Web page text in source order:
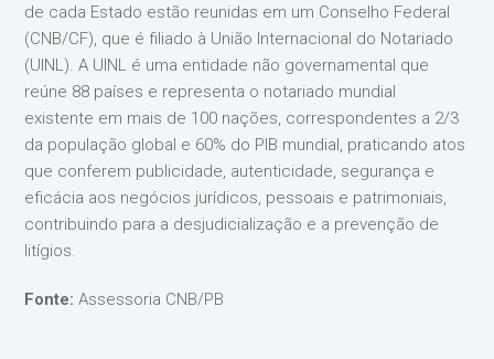
de cada Estado estão reunidas em um Conselho Federal
(CNB/CF), que é filiado à União Internacional do Notariado
(UINL). A UINL é uma entidade não governamental que
reúne 88 países e representa o notariado mundial
existente em mais de 100 nações, correspondentes a 2/3
da população global e 60% do PIB mundial, praticando atos
que conferem publicidade, autenticidade, segurança e
eficácia aos negócios jurídicos, pessoais e patrimoniais,
contribuindo para a desjudicialização e a prevenção de
litígios.
Fonte: Assessoria CNB/PB